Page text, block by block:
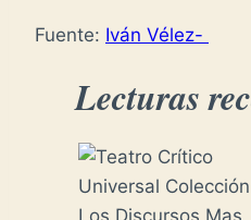
Fuente: Iván Vélez-
Lecturas